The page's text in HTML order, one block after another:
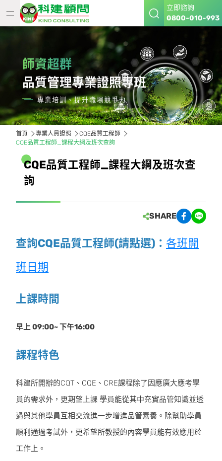
立即諮詢
0800-010-993
師資超群
品質管理專業證照專班
專業培訓、提升職場競爭力
首頁 專業人員證照
CQE品質工程師
CQE品質工程師_課程大綱及班次查詢
CQE品質工程師_課程大綱及班次查
詢
SHARE
查詢CQE品質工程師(請點選)： 各班開
班日期
上課時間
早上 09:00~ 下午16:00
課程特色
科建所開辦的CQT、CQE、CRE課程除了因應廣大應考學
員的需求外，更期望上課 學員能從其中充實品管知識並透
過與其他學員互相交流進一步增進品管素養。除幫助學員
順利通過考試外，更希望所教授的內容學員能有效應用於
工作上。